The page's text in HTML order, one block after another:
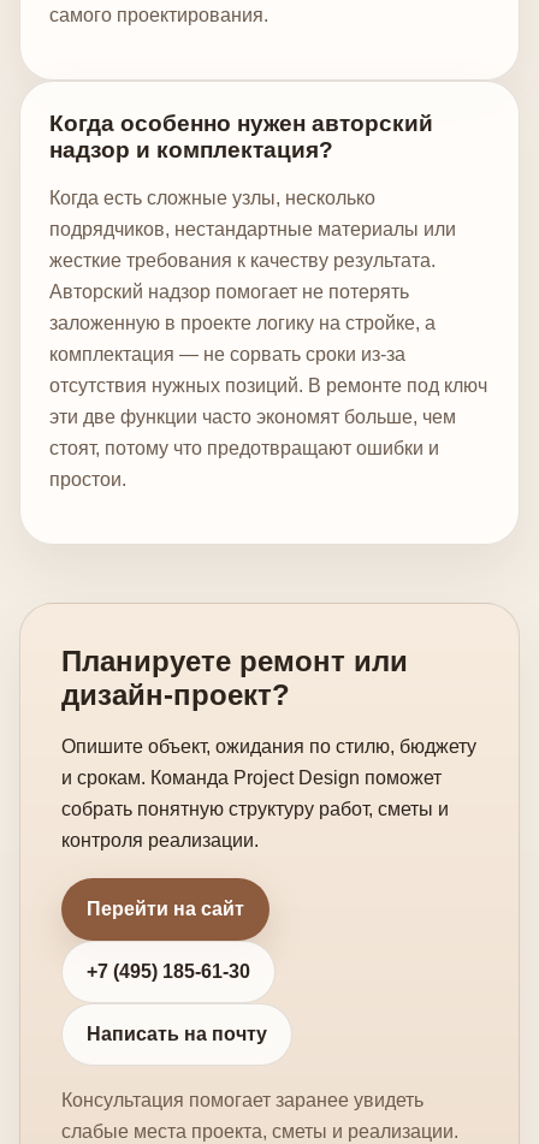
самого проектирования.
Когда особенно нужен авторский
надзор и комплектация?
Когда есть сложные узлы, несколько
подрядчиков, нестандартные материалы или
жесткие требования к качеству результата.
Авторский надзор помогает не потерять
заложенную в проекте логику на стройке, а
комплектация — не сорвать сроки из-за
отсутствия нужных позиций. В ремонте под ключ
эти две функции часто экономят больше, чем
стоят, потому что предотвращают ошибки и
простои.
Планируете ремонт или
дизайн-проект?
Опишите объект, ожидания по стилю, бюджету
и срокам. Команда Project Design поможет
собрать понятную структуру работ, сметы и
контроля реализации.
Перейти на сайт
+7 (495) 185-61-30
Написать на почту
Консультация помогает заранее увидеть
слабые места проекта, сметы и реализации.